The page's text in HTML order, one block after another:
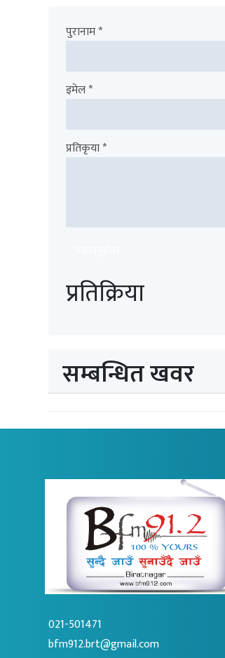
पुरानाम *
इमेल *
प्रतिकृया *
प्रतिक्रिया
सम्बन्धित खवर
021-501471
bfm912.brt@gmail.com